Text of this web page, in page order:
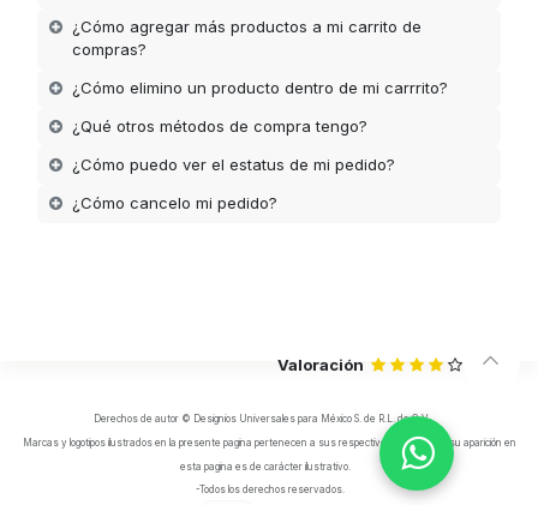
¿Cómo agregar más productos a mi carrito de
compras?
¿Cómo elimino un producto dentro de mi carrrito?
¿Qué otros métodos de compra tengo?
¿Cómo puedo ver el estatus de mi pedido?
¿Cómo cancelo mi pedido?
Valoración
Derechos de autor © Designios Universales para México S. de R.L. de C.V.
Marcas y logotipos ilustrados en la presente pagina pertenecen a sus respectivos propietarios, su aparición en
esta pagina es de carácter ilustrativo.
-Todos los derechos reservados.